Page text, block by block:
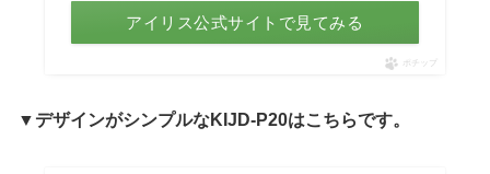
アイリス公式サイトで見てみる
ポチップ
▼ デザインがシンプルなKIJD-P20はこちらです。